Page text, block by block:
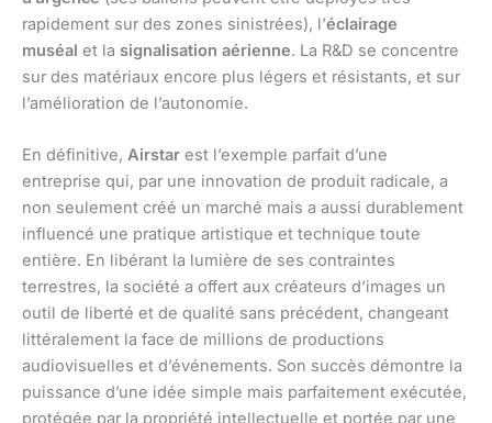
rapidement sur des zones sinistrées), l’éclairage
muséal et la signalisation aérienne. La R&D se concentre
sur des matériaux encore plus légers et résistants, et sur
l’amélioration de l’autonomie.
En définitive, Airstar est l’exemple parfait d’une
entreprise qui, par une innovation de produit radicale, a
non seulement créé un marché mais a aussi durablement
influencé une pratique artistique et technique toute
entière. En libérant la lumière de ses contraintes
terrestres, la société a offert aux créateurs d’images un
outil de liberté et de qualité sans précédent, changeant
littéralement la face de millions de productions
audiovisuelles et d’événements. Son succès démontre la
puissance d’une idée simple mais parfaitement exécutée,